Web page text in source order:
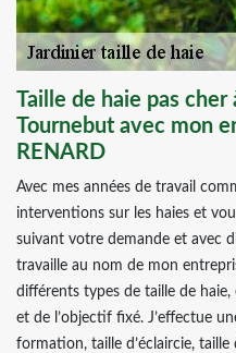
Taille de haie pas
Tournebut avec mon
RENARD
Avec mes années de travail
interventions sur les haies et
suivant votre demande et avec
travaille au nom de mon
différents types de taille de
et de l’objectif fixé. J’effectue
formation, taille d’éclaircie,